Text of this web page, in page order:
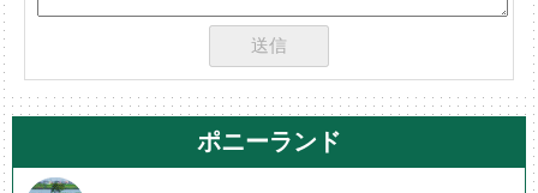
ポニーランド